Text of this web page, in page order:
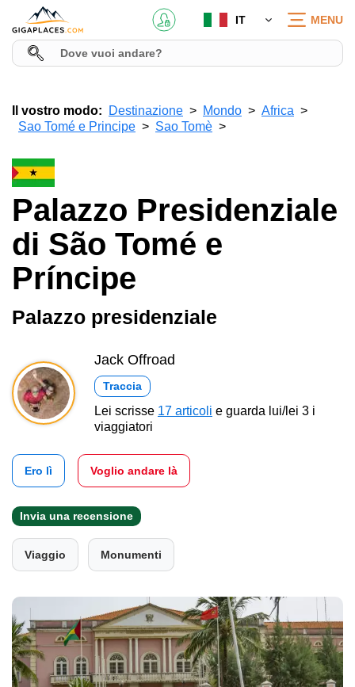
IT MENU
Il vostro modo: Destinazione Mondo
Africa
Sao Tomé e Principe
Sao Tomè
Palazzo Presidenziale
di São Tomé e
Príncipe
Palazzo presidenziale
Jack Offroad
Traccia
Lei scrisse 17 articoli e guarda lui/lei 3 i
viaggiatori
Ero lì Voglio andare là
Invia una recensione
Viaggio Monumenti